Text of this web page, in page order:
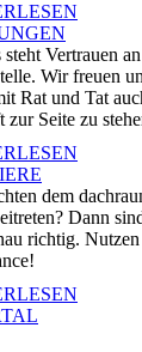
Vertrauen an
Wir freuen
Rat und Tat
zur Seite zu
dem
Dann
richtig.